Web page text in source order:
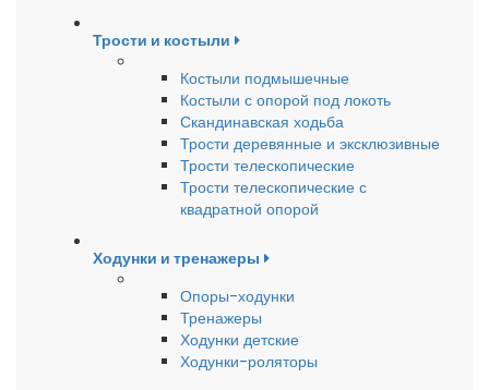
Трости и костыли
Костыли подмышечные
Костыли с опорой под локоть
Скандинавская ходьба
Трости деревянные и эксклюзивные
Трости телескопические
Трости телескопические с
квадратной опорой
Ходунки и тренажеры
Опоры-ходунки
Тренажеры
Ходунки детские
Ходунки-роляторы